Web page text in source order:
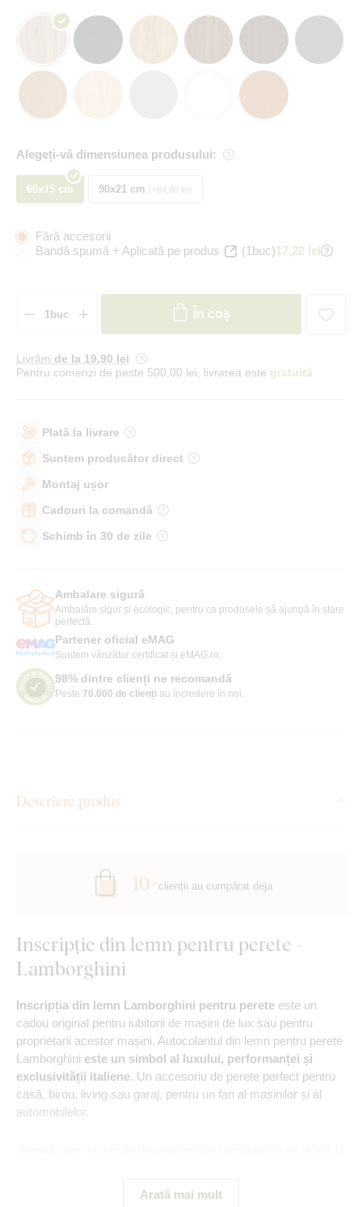
Alegeți-vă dimensiunea produsului:
66x15 cm 90x21 cm +94,80 lei
Fără accesorii
Bandă spumă + Aplicată pe produs
(1buc)17,22 lei
În coș
Livrăm de la 19,90 lei
Pentru comenzi de peste 500,00 lei, livrarea este gratuită
Plată la livrare
Suntem producător direct
Montaj ușor
Cadouri la comandă
Schimb în 30 de zile
Ambalare sigură
Ambalăm sigur și ecologic, pentru ca produsele să ajungă în stare
perfectă.
Partener oficial eMAG
Suntem vânzător certificat și eMAG.ro.
98% dintre clienți ne recomandă
Peste 70.000 de clienți au încredere în noi.
Descriere produs
Inscripție din lemn pentru perete -
Lamborghini
Inscripția din lemn Lamborghini pentru perete este un
cadou original pentru iubitorii de mașini de lux sau pentru
proprietarii acestor mașini. Autocolantul din lemn pentru perete
Lamborghini este un simbol al luxului, performanței și
exclusivității italiene. Un accesoriu de perete perfect pentru
casă, birou, living sau garaj, pentru un fan al mașinilor și al
automobilelor.
Arată mai mult
10+ clienții au cumpărat deja